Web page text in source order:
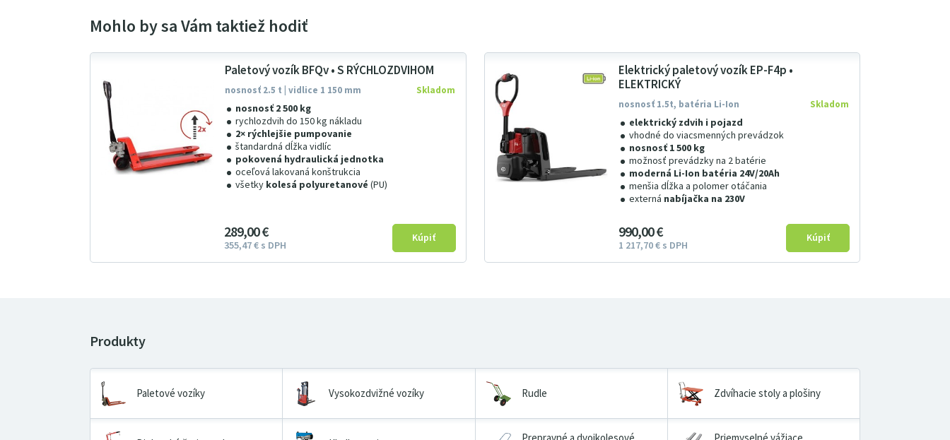
Paletový vozík BFQv • S RÝCHLOZDVIHOM
nosnosť 2.5 t | vidlice 1 150 mm
nosnosť 2 500 kg
rychlozdvih do 150 kg nákladu
2× rýchlejšie pumpovanie
štandardná dĺžka vidlíc
pokovená hydraulická jednotka
oceľová lakovaná konštrukcia
všetky kolesá polyuretanové (PU)
Skladom
289 00€
355 47€ s DPH
Elektrický paletový vozík EP-F4p •
ELEKTRICKÝ
nosnosť 1.5t, batéria Li-Ion
elektrický zdvih i pojazd
vhodné do viacsmenných prevádzok
nosnosť 1 500 kg
možnosť prevádzky na 2 batérie
moderná Li-Ion batéria 24V/20Ah
menšia dĺžka a polomer otáčania
externá nabíjačka na 230V
Skladom
99000€
1 217 70€ s DPH
Paletové vozíky Vysokozdvižné vozíky Rudle Zdvíhacie stoly a plošiny